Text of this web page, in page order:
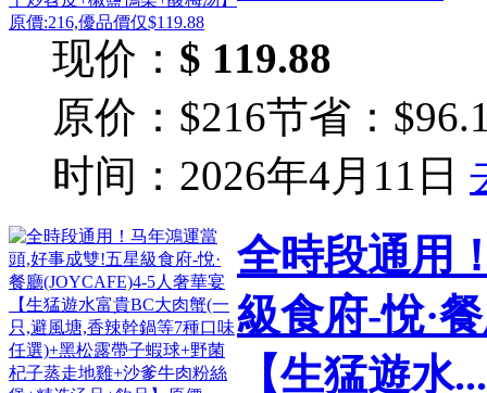
现价： $ 119.88
原价：$216节省：
时间：2026年4月11日
全時段通用
級食府-悅·
【生猛遊水...